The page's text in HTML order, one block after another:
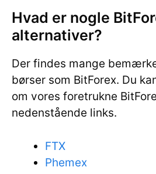
Hvad er nogle
alternativer?
Der findes mange
børser som BitForex. Du
om vores foretrukne
nedenstående links.
FTX
Phemex